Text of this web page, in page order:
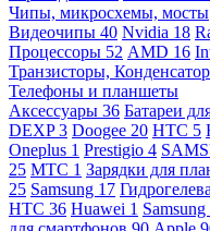
Чипы, микросхемы, мосты
Видеочипы 40 Nvidia 18
Процессоры 52 AMD 16
Транзисторы,
Телефоны и планшеты
Аксессуары 36 Батареи
DEXP3 Doogee 20 HTC 5
Oneplus 1 Prestigio 4
25 МТС 1 Зарядки для
25 Samsung 17
HTC 36 Huawei 1 Samsung